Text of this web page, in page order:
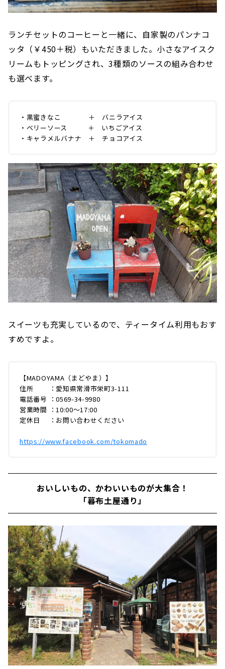
ランチセットのコーヒーと一緒に、自家製のパンナコ
ッタ（￥450＋税）もいただきました。小さなアイスク
リームもトッピングされ、3種類のソースの組み合わせ
も選べます。
・黒蜜きなこ ＋ バニラアイス
・ベリーソース ＋ いちごアイス
・キャラメルバナナ ＋ チョコアイス
スイーツも充実しているので、ティータイム利用もおす
すめですよ。
【MADOYAMA（まどやま）】
住所 ：愛知県常滑市栄町3-111
電話番号 ：0569-34-9980
営業時間 ：10:00〜17:00
定休日 ：お問い合わせください
https://www.facebook.com/tokomado
おいしいもの、かわいいものが大集合！
「暮布土屋通り」